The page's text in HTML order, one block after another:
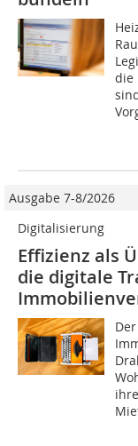
die
Ausgabe 7-8/2026
Digitalisierung
Effizienz als
die digitale